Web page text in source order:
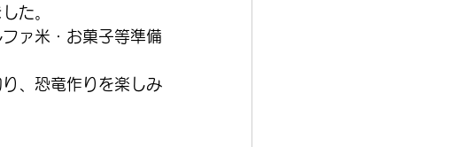
た。
ァ米・お菓子等準備
、恐竜作りを楽しみ